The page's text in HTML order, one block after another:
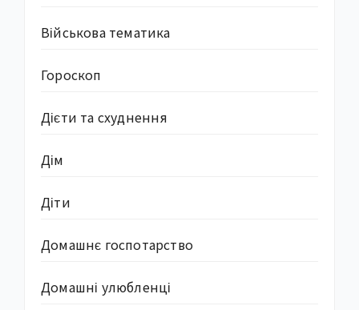
Військова тематика
Гороскоп
Дієти та схуднення
Дім
Діти
Домашнє госпотарство
Домашні улюбленці